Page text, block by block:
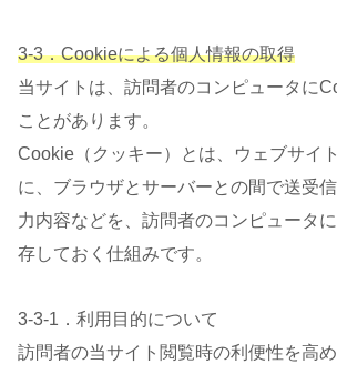
3-3．Cookieによる個人情報の取得
当サイトは、訪問者のコンピュータに
ことがあります。
Cookie（クッキー）とは、ウェブサイ
に、ブラウザとサーバーとの間で送受
力内容などを、訪問者のコンピュータ
存しておく仕組みです。
3-3-1．利用目的について
訪問者の当サイト閲覧時の利便性を高め